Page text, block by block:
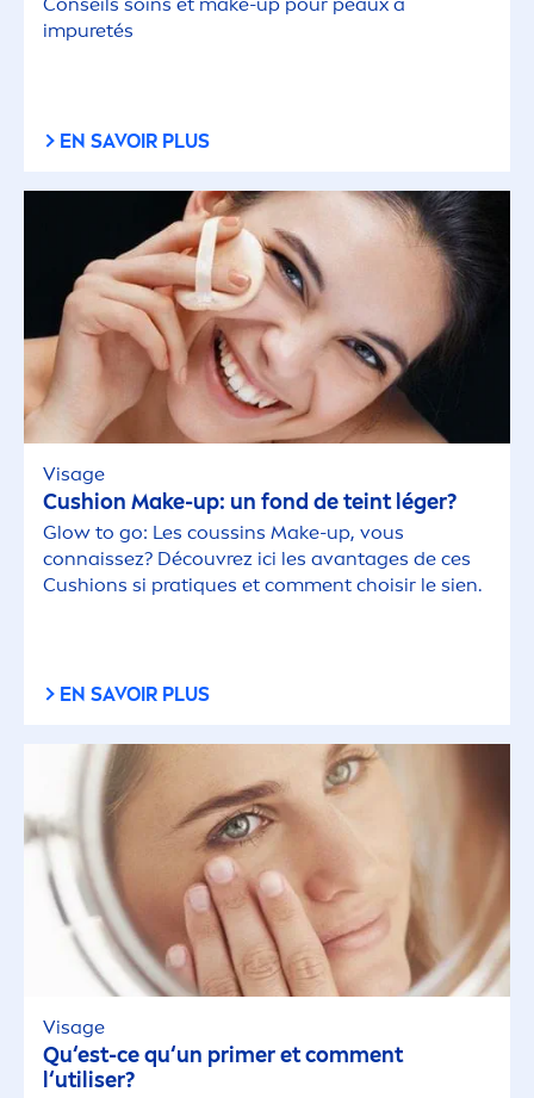
impuretés
EN SAVOIR PLUS
Visage
Cushion Make-up: un fond de teint léger?
Glow to go: Les coussins Make-up, vous
connaissez? Découvrez ici les avantages de ces
Cushions si pratiques et comment choisir le sien.
EN SAVOIR PLUS
Visage
Qu‘est-ce qu‘un primer et comment
l‘utiliser?